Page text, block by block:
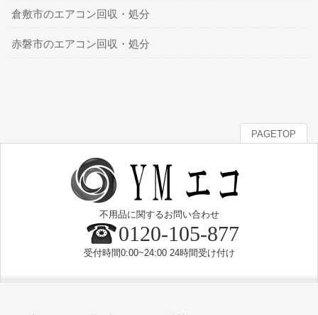
倉敷市のエアコン回収・処分
赤磐市のエアコン回収・処分
PAGETOP
不用品に関するお問い合わせ
0120-105-877
受付時間0:00~24:00 24時間受け付け